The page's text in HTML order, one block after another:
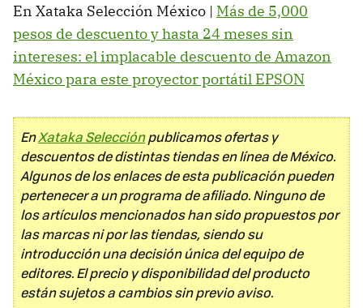
En Xataka Selección México | Más de 5,000
pesos de descuento y hasta 24 meses sin
intereses: el implacable descuento de Amazon
México para este proyector portátil EPSON
EnXataka Selecciónpublicamos ofertas y
descuentos de distintas tiendas en línea de México.
Algunos de los enlaces de esta publicación pueden
pertenecer a un programa de afiliado. Ninguno de
los artículos mencionados han sido propuestos por
las marcas ni por las tiendas, siendo su
introducción una decisión única del equipo de
editores. El precio y disponibilidad del producto
están sujetos a cambios sin previo aviso.